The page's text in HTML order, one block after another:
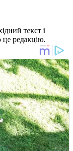
текст і
редакцію.